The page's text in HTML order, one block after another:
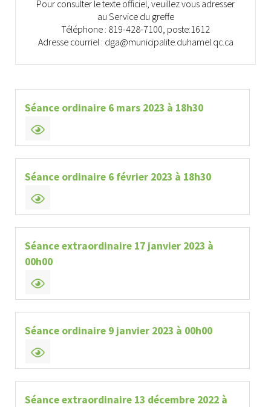
Pour consulter le texte officiel, veuillez vous adresser
au Service du greffe
Téléphone : 819-428-7100, poste:1612
Adresse courriel : dga@municipalite.duhamel.qc.ca
Séance ordinaire 6 mars 2023 à 18h30
Séance ordinaire 6 février 2023 à 18h30
Séance extraordinaire 17 janvier 2023 à
00h00
Séance ordinaire 9 janvier 2023 à 00h00
Séance extraordinaire 13 décembre 2022 à